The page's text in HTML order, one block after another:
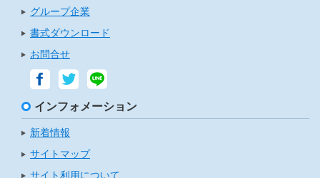
グループ企業
書式ダウンロード
お問合せ
インフォメーション
新着情報
サイトマップ
サイト利用について